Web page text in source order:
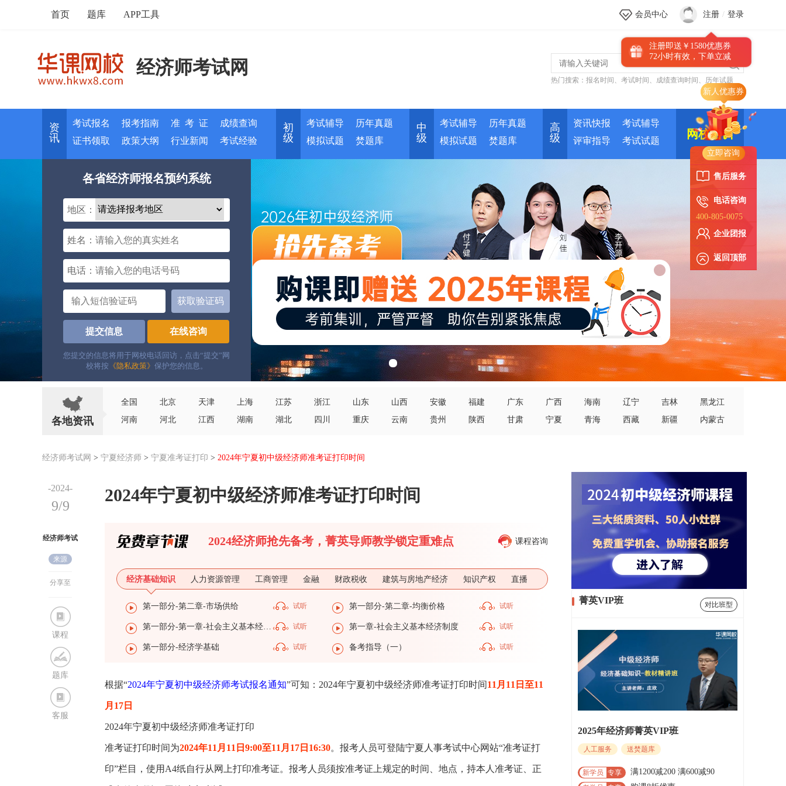
新人优惠券
立即咨询
售后服务
电话咨询
400-805-0075
企业团报
返回顶部
首页 题库 APP工具 会员中心 注册 / 登录
注册即送￥1580优惠券
72小时有效，下单立减
经济师考试网
热门搜索： 报名时间 、 考试时间 、 成绩查询时间 、 历年试题
资
讯
考试报名 报考指南 准 考 证
成绩查询
证书领取
政策大纲 行业新闻 考试经验
初
级
考试辅导
历年真题
模拟试题
焚题库
中
级
考试辅导
历年真题
模拟试题
焚题库
高
级
资讯快报
考试辅导
评审指导
考试试题
网校培训
各省经济师报名预约系统
地区：
姓名：
电话：
获取验证码
提交信息 在线咨询
您提交的信息将用于网校电话回访，点击“提交”网
校将按 《隐私政策》 保护您的信息。
各地资讯
全国 北京 天津 上海 江苏 浙江 山东 山西 安徽 福建 广东 广西 海南 辽宁 吉林
黑龙江
河南
河北 江西 湖南 湖北 四川 重庆 云南 贵州 陕西 甘肃 宁夏 青海 西藏 新疆 内蒙古
经济师考试网 > 宁夏经济师 > 宁夏准考证打印 > 2024年宁夏初中级经济师准考证打印时间
-2024-
9/9
经济师考试
网
来源
分享至
课程
题库
客服
2024年宁夏初中级经济师准考证打印时间
2024经济师抢先备考，菁英导师教学锁定重难点 课程咨询
经济基础知识 人力资源管理 工商管理 金融 财政税收 建筑与房地产经济 知识产权 直播
第一部分-第二章-市场供给 试听 第一部分-第二章-均衡价格 试听
第一部分-第一章-社会主义基本经济制度 试听 第一章-社会主义基本经济制度 试听
第一部分-经济学基础 试听 备考指导（一） 试听
根据“2024年宁夏初中级经济师考试报名通知”可知：2024年宁夏初中级经济师准考证打印时间11月11日至11
月17日
2024年宁夏初中级经济师准考证打印
准考证打印时间为2024年11月11日9:00至11月17日16:30。报考人员可登陆宁夏人事考试中心网站“准考证打
印”栏目，使用A4纸自行从网上打印准考证。报考人员须按准考证上规定的时间、地点，持本人准考证、正
菁英VIP班 对比班型
2025年经济师菁英VIP班
人工服务 送焚题库
新学员 专享 满1200减200 满600减90